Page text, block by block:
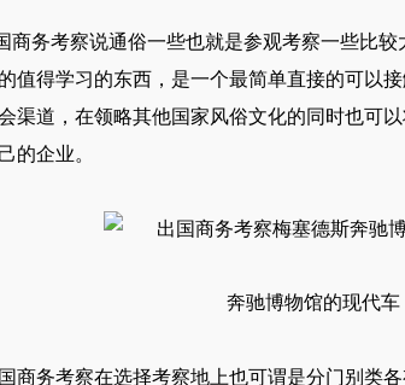
商务考察说通俗一些也就是参观考察一些比
值得学习的东西，是一个最简单直接的可以
渠道，在领略其他国家风俗文化的同时也可
的企业。
奔驰博物馆的现代车
商务考察在选择考察地上也可谓是分门别类